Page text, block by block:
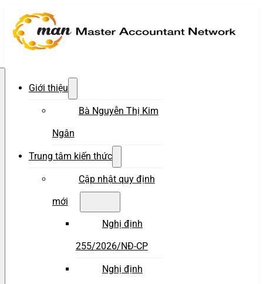
Giới thiệu
Bà Nguyễn Thị Kim
Ngân
Trung tâm kiến thức
Cập nhật quy định
mới
Nghị định
255/2026/NĐ-CP
Nghị định